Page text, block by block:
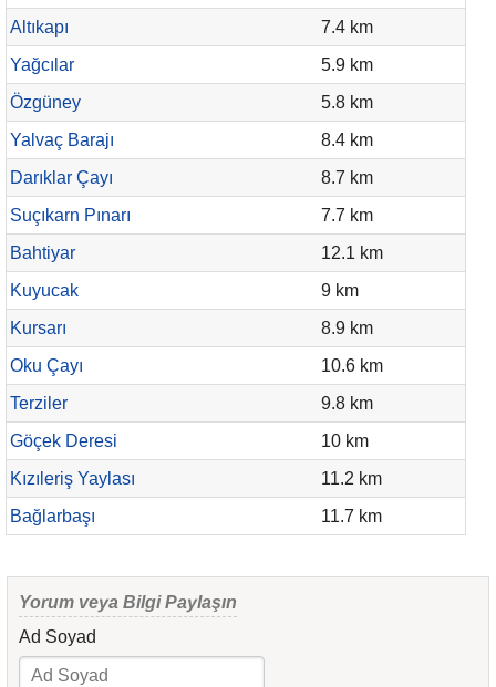
Altıkapı
7.4 km
Yağcılar
5.9 km
Özgüney
5.8 km
Yalvaç Barajı
8.4 km
Darıklar Çayı
8.7 km
Suçıkarn Pınarı
7.7 km
Bahtiyar
12.1 km
Kuyucak
9 km
Kursarı
8.9 km
Oku Çayı
10.6 km
Terziler
9.8 km
Göçek Deresi
10 km
Kızıleriş Yaylası
11.2 km
Bağlarbaşı
11.7 km
Yorum veya Bilgi Paylaşın
Ad Soyad